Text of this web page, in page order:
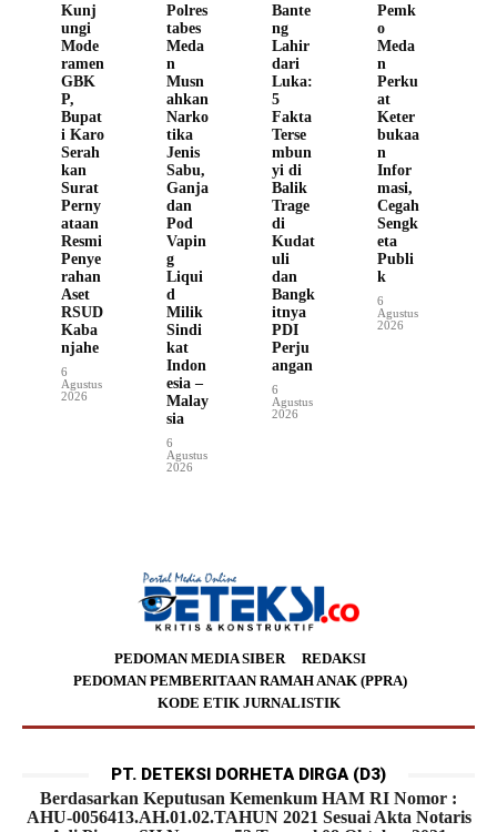
Kunj
ungi
Mode
ramen
GBK
P,
Bupat
i Karo
Serah
kan
Surat
Perny
ataan
Resmi
Penye
rahan
Aset
RSUD
Kaba
njahe
6
Agustus
2026
Polres
tabes
Meda
n
Musn
ahkan
Narko
tika
Jenis
Sabu,
Ganja
dan
Pod
Vapin
g
Liqui
d
Milik
Sindi
kat
Indon
esia –
Malay
sia
6
Agustus
2026
Bante
ng
Lahir
dari
Luka:
5
Fakta
Terse
mbun
yi di
Balik
Trage
di
Kudat
uli
dan
Bangk
itnya
PDI
Perju
angan
6
Agustus
2026
Pemk
o
Meda
n
Perku
at
Keter
bukaa
n
Infor
masi,
Cegah
Sengk
eta
Publi
k
6
Agustus
2026
PEDOMAN MEDIA SIBER
REDAKSI
PEDOMAN PEMBERITAAN RAMAH ANAK (PPRA)
KODE ETIK JURNALISTIK
PT. DETEKSI DORHETA DIRGA (D3)
Berdasarkan Keputusan Kemenkum HAM RI Nomor :
AHU-0056413.AH.01.02.TAHUN 2021 Sesuai Akta Notaris